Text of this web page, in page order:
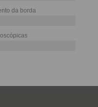
da borda